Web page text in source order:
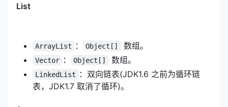
List
ArrayList ： Object[] 数组。
Vector ： Object[] 数组。
LinkedList
：双向链表(JDK1.6 之前为循环链
表，JDK1.7 取消了循环)。